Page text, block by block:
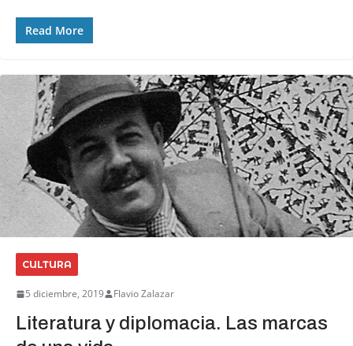
Read More
CULTURA
5 diciembre, 2019 Flavio Zalazar
Literatura y diplomacia. Las marcas